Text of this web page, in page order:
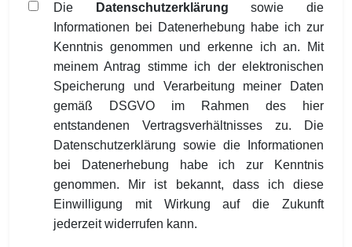
Die Datenschutzerklärung sowie die
Informationen bei Datenerhebung habe ich zur
Kenntnis genommen und erkenne ich an. Mit
meinem Antrag stimme ich der elektronischen
Speicherung und Verarbeitung meiner Daten
gemäß DSGVO im Rahmen des hier
entstandenen Vertragsverhältnisses zu. Die
Datenschutzerklärung sowie die Informationen
bei Datenerhebung habe ich zur Kenntnis
genommen. Mir ist bekannt, dass ich diese
Einwilligung mit Wirkung auf die Zukunft
jederzeit widerrufen kann.